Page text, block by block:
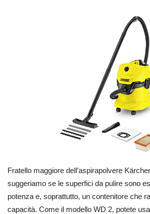
Fratello maggiore dell’aspirapolvere
suggeriamo se le superfici da pulire sono
potenza e, soprattutto, un contenitore che
capacità. Come il modello WD 2, potete